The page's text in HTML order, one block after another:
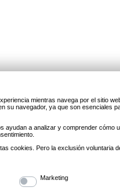
mientras navega por el sitio
su navegador, ya que son esenciales
ayudan a analizar y comprender cómo
cookies. Pero la exclusión voluntaria
Marketing